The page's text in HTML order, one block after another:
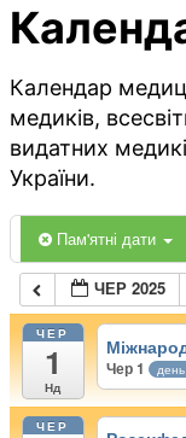
Календар
медиків,
видатних
України.
Пам'ятні дати
ЧЕР 2025
ЧЕР
1
Нд
Чер 1 день
ЧЕР